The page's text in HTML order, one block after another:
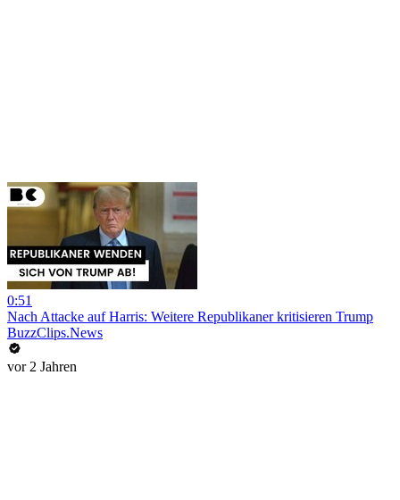
0:51
Nach Attacke auf Harris: Weitere Republikaner kritisieren Trump
BuzzClips.News
vor 2 Jahren